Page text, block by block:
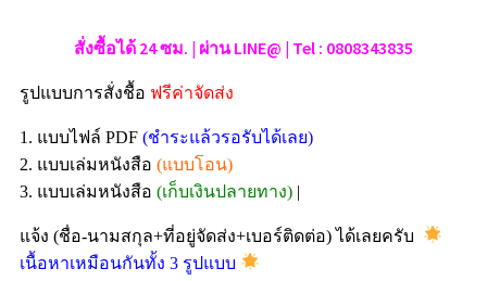
สั่งซื้อได้ 24 ซม. | ผ่าน LINE@ | Tel : 0808343835
รูปแบบการสั่งชื้อ ฟรีค่าจัดส่ง
1. แบบไฟล์ PDF (ชำระแล้วรอรับได้เลย)
2. แบบเล่มหนังสือ (แบบโอน)
3. แบบเล่มหนังสือ (เก็บเงินปลายทาง) |
แจ้ง (ชื่อ-นามสกุล+ที่อยู่จัดส่ง+เบอร์ติดต่อ) ได้เลยครับ
เนื้อหาเหมือนกันทั้ง 3 รูปแบบ